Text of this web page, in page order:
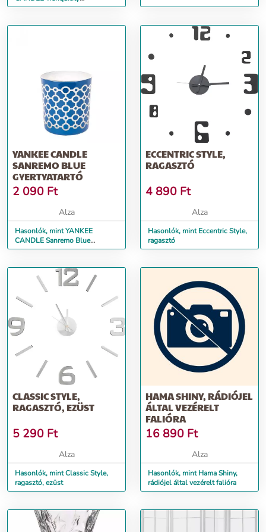
Gyertyatartó, lila
YANKEE CANDLE
SANREMO BLUE
GYERTYATARTÓ
2 090 Ft
Alza
Hasonlók, mint YANKEE
CANDLE Sanremo Blue
Gyertyatartó
ECCENTRIC STYLE,
RAGASZTÓ
4 890 Ft
Alza
Hasonlók, mint Eccentric Style,
ragasztó
CLASSIC STYLE,
RAGASZTÓ, EZÜST
5 290 Ft
Alza
Hasonlók, mint Classic Style,
ragasztó, ezüst
HAMA SHINY, RÁDIÓJEL
ÁLTAL VEZÉRELT
FALIÓRA
16 890 Ft
Alza
Hasonlók, mint Hama Shiny,
rádiójel által vezérelt falióra